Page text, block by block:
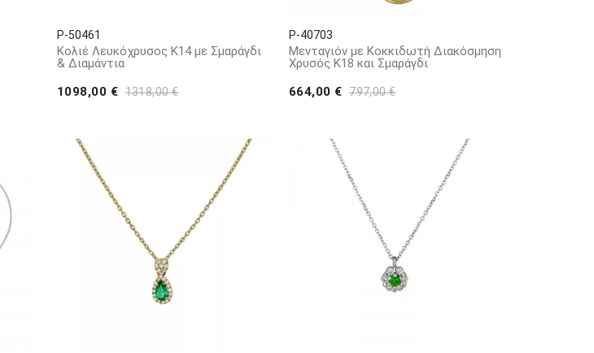
P-50461
Κολιέ Λευκόχρυσος Κ14 με Σμαράγδι
& Διαμάντια
1098,00 € 1318,00 €
P-40703
Μενταγιόν με Κοκκιδωτή Διακόσμηση
Χρυσός Κ18 και Σμαράγδι
664,00 € 797,00 €